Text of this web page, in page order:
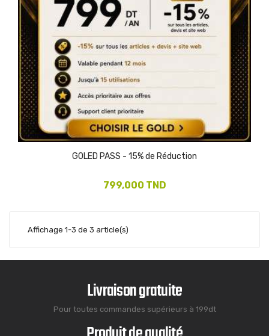
GOLED PASS - 15% de Réduction
799,000 TND
Affichage 1-3 de 3 article(s)
Livraison gratuite
Pour toutes commandes supérieurs à 199dt